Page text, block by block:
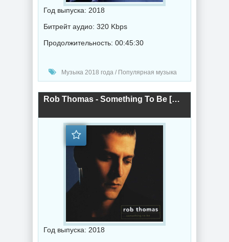
Год выпуска: 2018
Битрейт аудио: 320 Kbps
Продолжительность: 00:45:30
Музыка 2018 года / Популярная музыка
Rob Thomas - Something To Be [Reissue] (2018) торрент
Год выпуска: 2018